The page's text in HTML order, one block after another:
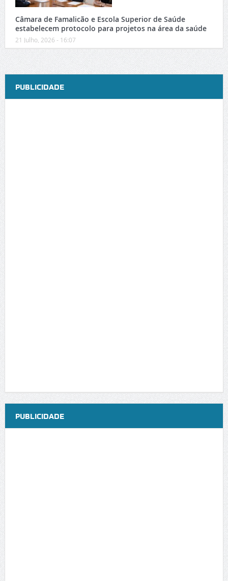
Câmara de Famalicão e Escola Superior de Saúde
estabelecem protocolo para projetos na área da saúde
21 Julho, 2026 - 16:07
PUBLICIDADE
PUBLICIDADE